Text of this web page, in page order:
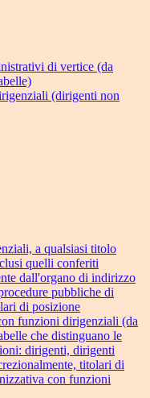
di vertice (da
(dirigenti non
a qualsiasi titolo
quelli conferiti
dall'organo di indirizzo
pubbliche di
di posizione
funzioni dirigenziali (da
che distinguano le
dirigenti, dirigenti
titolari di
con funzioni